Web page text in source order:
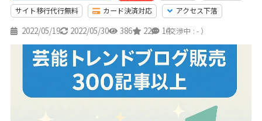
サイト移行代行無料
カード決済対応 アクセス下落
2022/05/19 2022/05/30 386 22 14
（交渉中 : - ）